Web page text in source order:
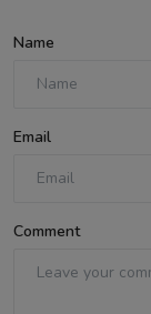
Name
Email
Comment